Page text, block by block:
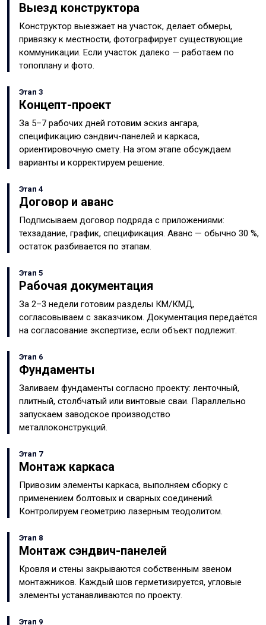
Выезд конструктора
Конструктор выезжает на участок, делает обмеры,
привязку к местности, фотографирует существующие
коммуникации. Если участок далеко — работаем по
топоплану и фото.
Этап 3
Концепт-проект
За 5–7 рабочих дней готовим эскиз ангара,
спецификацию сэндвич-панелей и каркаса,
ориентировочную смету. На этом этапе обсуждаем
варианты и корректируем решение.
Этап 4
Договор и аванс
Подписываем договор подряда с приложениями:
техзадание, график, спецификация. Аванс — обычно 30 %,
остаток разбивается по этапам.
Этап 5
Рабочая документация
За 2–3 недели готовим разделы КМ/КМД,
согласовываем с заказчиком. Документация передаётся
на согласование экспертизе, если объект подлежит.
Этап 6
Фундаменты
Заливаем фундаменты согласно проекту: ленточный,
плитный, столбчатый или винтовые сваи. Параллельно
запускаем заводское производство
металлоконструкций.
Этап 7
Монтаж каркаса
Привозим элементы каркаса, выполняем сборку с
применением болтовых и сварных соединений.
Контролируем геометрию лазерным теодолитом.
Этап 8
Монтаж сэндвич-панелей
Кровля и стены закрываются собственным звеном
монтажников. Каждый шов герметизируется, угловые
элементы устанавливаются по проекту.
Этап 9